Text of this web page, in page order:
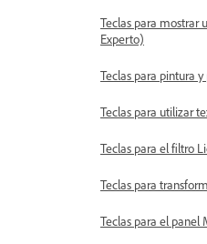
Teclas para mostrar
Experto)
Teclas para pintura y
Teclas para utilizar
Teclas para el filtro
Teclas para
Teclas para el panel